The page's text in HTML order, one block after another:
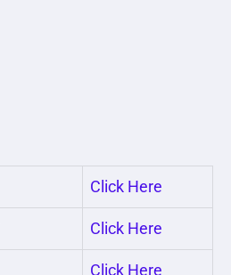
Click Here
Click Here
Click Here